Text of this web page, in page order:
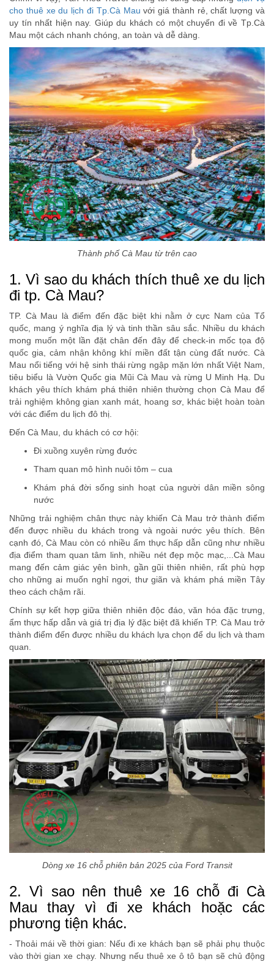
cho thuê xe du lịch đi Tp.Cà Mau với giá thành rẻ, chất lượng và
uy tín nhất hiện nay. Giúp du khách có một chuyến đi về Tp.Cà
Mau một cách nhanh chóng, an toàn và dễ dàng.
Thành phố Cà Mau từ trên cao
1. Vì sao du khách thích thuê xe du lịch
đi tp. Cà Mau?
TP. Cà Mau là điểm đến đặc biệt khi nằm ở cực Nam của Tổ
quốc, mang ý nghĩa địa lý và tinh thần sâu sắc. Nhiều du khách
mong muốn một lần đặt chân đến đây để check-in mốc tọa độ
quốc gia, cảm nhận không khí miền đất tận cùng đất nước. Cà
Mau nổi tiếng với hệ sinh thái rừng ngập mặn lớn nhất Việt Nam,
tiêu biểu là Vườn Quốc gia Mũi Cà Mau và rừng U Minh Hạ. Du
khách yêu thích khám phá thiên nhiên thường chọn Cà Mau để
trải nghiệm không gian xanh mát, hoang sơ, khác biệt hoàn toàn
với các điểm du lịch đô thị.
Đến Cà Mau, du khách có cơ hội:
Đi xuồng xuyên rừng đước
Tham quan mô hình nuôi tôm – cua
Khám phá đời sống sinh hoạt của người dân miền sông
nước
Những trải nghiệm chân thực này khiến Cà Mau trở thành điểm
đến được nhiều du khách trong và ngoài nước yêu thích. Bên
cạnh đó, Cà Mau còn có nhiều ẩm thực hấp dẫn cũng như nhiều
địa điểm tham quan tâm linh, nhiều nét đẹp mộc mạc,...Cà Mau
mang đến cảm giác yên bình, gần gũi thiên nhiên, rất phù hợp
cho những ai muốn nghỉ ngơi, thư giãn và khám phá miền Tây
theo cách chậm rãi.
Chính sự kết hợp giữa thiên nhiên độc đáo, văn hóa đặc trưng,
ẩm thực hấp dẫn và giá trị địa lý đặc biệt đã khiến TP. Cà Mau trở
thành điểm đến được nhiều du khách lựa chọn để du lịch và tham
quan.
Dòng xe 16 chỗ phiên bản 2025 của Ford Transit
2. Vì sao nên thuê xe 16 chỗ đi Cà
Mau thay vì đi xe khách hoặc các
phương tiện khác.
- Thoải mái về thời gian: Nếu đi xe khách bạn sẽ phải phụ thuộc
vào thời gian xe chạy. Nhưng nếu thuê xe ô tô bạn sẽ chủ động